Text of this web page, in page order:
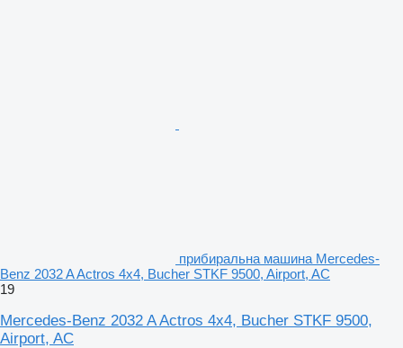
прибиральна машина Mercedes-
Benz 2032 A Actros 4x4, Bucher STKF 9500, Airport, AC
19
Mercedes-Benz 2032 A Actros 4x4, Bucher STKF 9500,
Airport, AC